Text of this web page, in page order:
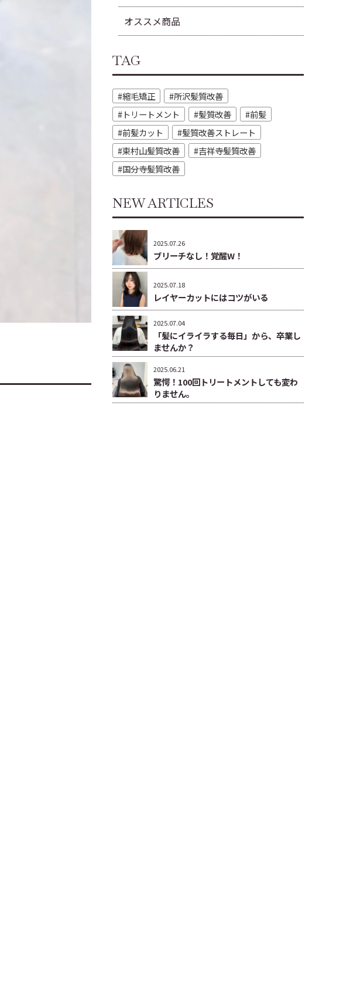
オススメ商品
TAG
縮毛矯正
所沢髪質改善
トリートメント
髪質改善
前髪
前髪カット
髪質改善ストレート
東村山髪質改善
吉祥寺髪質改善
国分寺髪質改善
NEW ARTICLES
2025.07.26
ブリーチなし！覚醒W！
2025.07.18
レイヤーカットにはコツがいる
2025.07.04
「髪にイライラする毎日」から、卒業し
ませんか？
2025.06.21
驚愕！100回トリートメントしても変わ
りません。